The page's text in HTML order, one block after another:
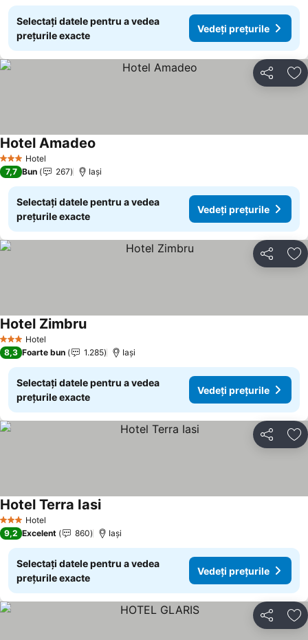
Selectați datele pentru a vedea
prețurile exacte
Vedeți prețurile
Distribuiți
3 SteleHotel
Hotel Amadeo
7,7 Bun 267 Iaşi
Selectați datele pentru a vedea
prețurile exacte
Vedeți prețurile
Distribuiți
3 SteleHotel
Hotel ZimbruVedeți prețurile
8,3 Foarte bun 1.285 Iaşi
Selectați datele pentru a vedea
prețurile exacte
Vedeți prețurile
Distribuiți
3 SteleHotel
Hotel Terra IasiVedeți prețurile
9,2 Excelent 860 Iaşi
Selectați datele pentru a vedea
prețurile exacte
Vedeți prețurile
Distribuiți